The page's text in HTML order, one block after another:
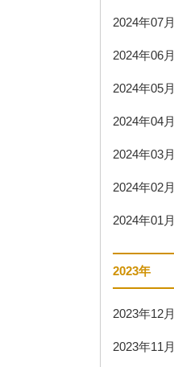
2024年07月
2024年06月
2024年05月
2024年04月
2024年03月
2024年02月
2024年01月
2023年
2023年12月
2023年11月